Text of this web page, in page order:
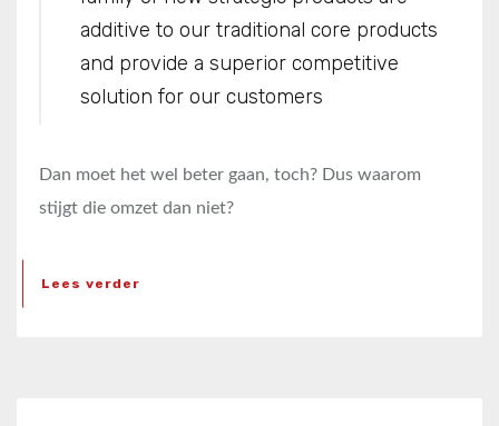
additive to our traditional core products
and provide a superior competitive
solution for our customers
Dan moet het wel beter gaan, toch? Dus waarom
stijgt die omzet dan niet?
Lees verder